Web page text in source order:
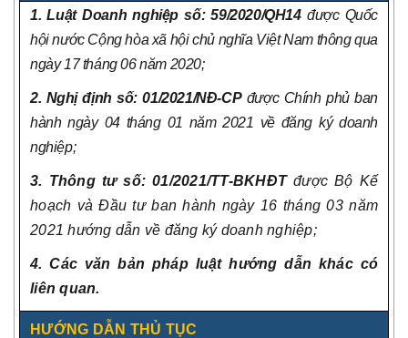
1. Luật Doanh nghiệp số: 59/2020/QH14 được Quốc
hội nước Cộng hòa xã hội chủ nghĩa Việt Nam thông qua
ngày 17 tháng 06 năm 2020;
2. Nghị định số: 01/2021/NĐ-CP được Chính phủ ban
hành ngày 04 tháng 01 năm 2021 về đăng ký doanh
nghiệp;
3. Thông tư số: 01/2021/TT-BKHĐTđược Bộ Kế
hoạch và Đầu tư ban hành ngày 16 tháng 03 năm
2021 hướng dẫn về đăng ký doanh nghiệp;
4. Các văn bản pháp luật hướng dẫn khác có
liên quan.
HƯỚNG DẪN THỦ TỤC